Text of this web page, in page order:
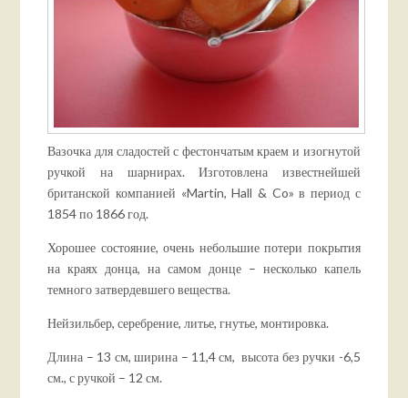
Вазочка для сладостей с фестончатым краем и изогнутой
ручкой на шарнирах. Изготовлена известнейшей
британской компанией «Martin, Hall & Co» в период с
1854 по 1866 год.
Хорошее состояние, очень небольшие потери покрытия
на краях донца, на самом донце – несколько капель
темного затвердевшего вещества.
Нейзильбер, серебрение, литье, гнутье, монтировка.
Длина – 13 см, ширина – 11,4 см, высота без ручки -6,5
см., с ручкой – 12 см.